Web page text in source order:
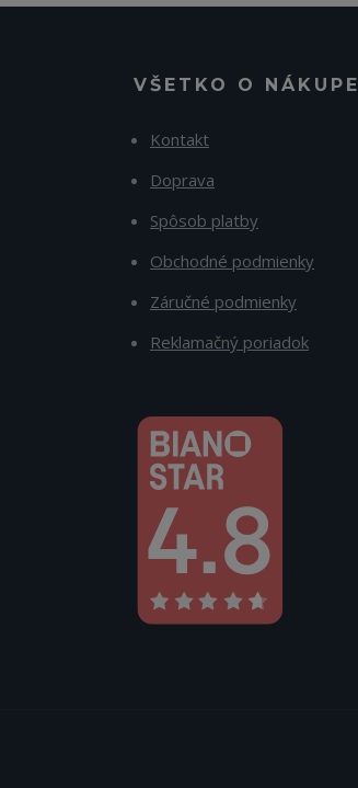
VŠETKO O NÁKUPE
Kontakt
Doprava
Spôsob platby
Obchodné podmienky
Záručné podmienky
Reklamačný poriadok